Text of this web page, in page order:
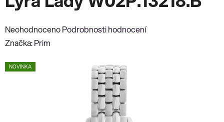
Průměrné
hodnocení
je
NeohodnocenoPodrobnosti hodnocení
Značka:Prim
NOVINKA